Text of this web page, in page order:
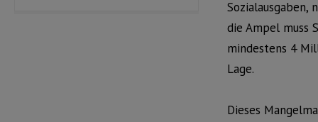
Sozialausgaben,
die Ampel muss
mindestens 4
Lage.
Dieses